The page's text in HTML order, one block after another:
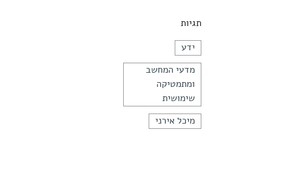
תגיות
ידע
מדעי המחשב
ומתמטיקה
שימושית
מיכל אירני